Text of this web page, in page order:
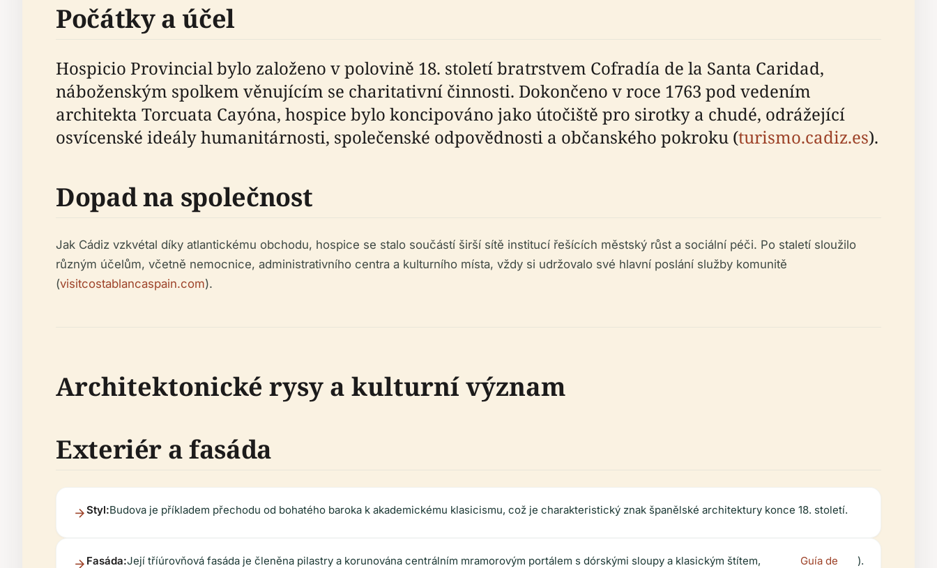
Počátky a účel
Hospicio Provincial bylo založeno v polovině 18. století bratrstvem Cofradía de la Santa Caridad,
náboženským spolkem věnujícím se charitativní činnosti. Dokončeno v roce 1763 pod vedením
architekta Torcuata Cayóna, hospice bylo koncipováno jako útočiště pro sirotky a chudé, odrážející
osvícenské ideály humanitárnosti, společenské odpovědnosti a občanského pokroku (turismo.cadiz.es).
Dopad na společnost
Jak Cádiz vzkvétal díky atlantickému obchodu, hospice se stalo součástí širší sítě institucí řešících městský růst a sociální péči. Po staletí sloužilo
různým účelům, včetně nemocnice, administrativního centra a kulturního místa, vždy si udržovalo své hlavní poslání služby komunitě
(visitcostablancaspain.com).
Architektonické rysy a kulturní význam
Exteriér a fasáda
Styl:Budova je příkladem přechodu od bohatého baroka k akademickému klasicismu, což je charakteristický znak španělské architektury konce 18. století.
Fasáda:Její tříúrovňová fasáda je členěna pilastry a korunována centrálním mramorovým portálem s dórskými sloupy a klasickým štítem, Guía de ).